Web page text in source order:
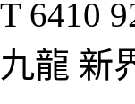
T 6410
九龍 新